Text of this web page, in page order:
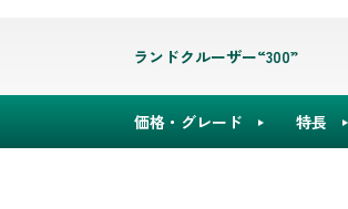
ランドクルーザー“300”
価格・グレード 特長